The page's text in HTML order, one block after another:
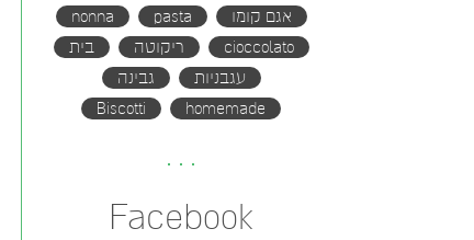
אגם קומו
pasta
nonna
cioccolato
ריקוטה
בית
עגבניות
גבינה
homemade
Biscotti
Facebook